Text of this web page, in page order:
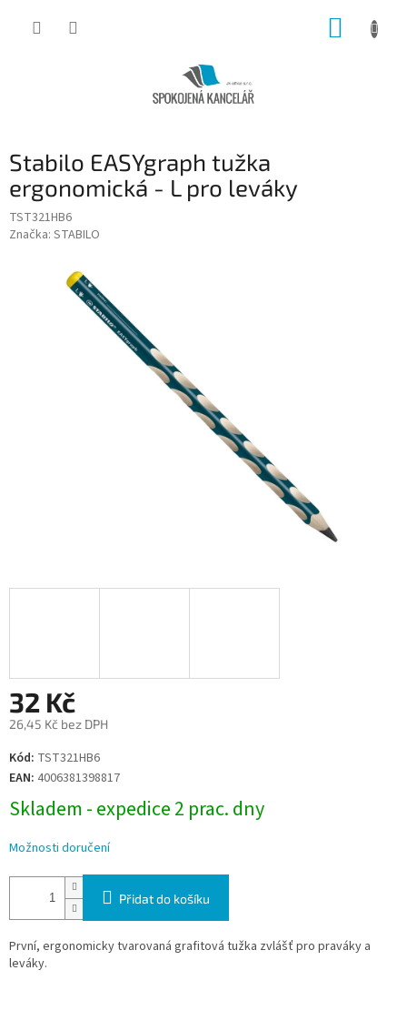
Stabilo EASYgraph tužka
ergonomická - L pro leváky
TST321HB6
Značka: STABILO
32 Kč
26,45 Kč bez DPH
Měrná
cena:
Kód: TST321HB6
EAN: 4006381398817
Skladem - expedice 2 prac. dny
Možnosti doručení
Přidat do košíku
První, ergonomicky tvarovaná grafitová tužka zvlášť pro praváky a
leváky.